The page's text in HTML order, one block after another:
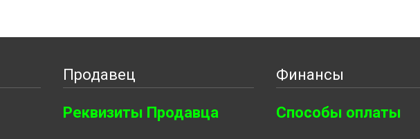
Продавец
Реквизиты Продавца
Финансы
Способы оплаты